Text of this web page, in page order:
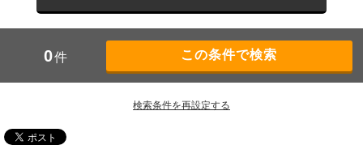
0件
検索条件を再設定する